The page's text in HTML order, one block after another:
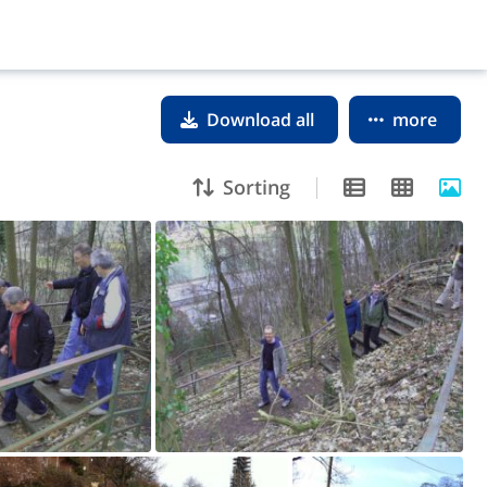
Download all more
Sorting